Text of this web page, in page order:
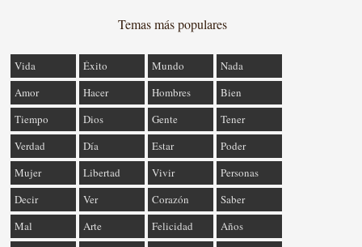
Temas más populares
Vida Éxito Mundo
Nada
Amor
Hacer Hombres
Bien
Tiempo
Dios Gente
Tener
Verdad
Día Estar
Poder
Mujer
Libertad Vivir
Personas
Decir
Ver Corazón
Saber
Mal
Arte Felicidad
Años